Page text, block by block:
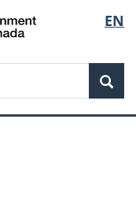
de
la
EN